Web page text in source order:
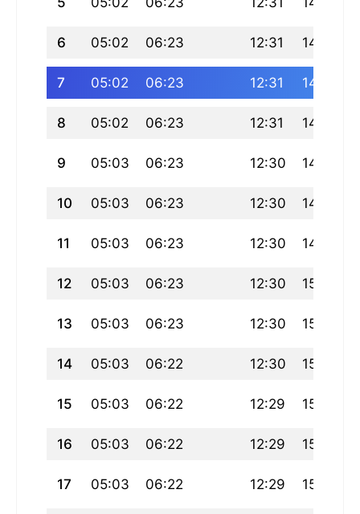
6 05:02 06:23 12:31 14:54
7 05:02 06:23 12:31 14:55
8 05:02 06:23 12:31 14:56
9 05:03 06:23 12:30 14:57
10 05:03 06:23 12:30 14:58
11 05:03 06:23 12:30 14:59
12 05:03 06:23 12:30 15:00
13 05:03 06:23 12:30 15:01
14 05:03 06:22 12:30 15:02
15 05:03 06:22 12:29 15:03
16 05:03 06:22 12:29 15:04
17 05:03 06:22 12:29 15:05